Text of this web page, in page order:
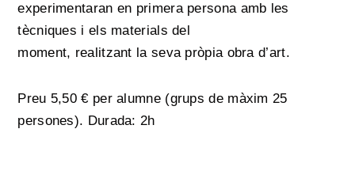
experimentaran en primera persona amb les
tècniques i els materials del
moment, realitzant la seva pròpia obra d’art.
Preu 5,50 € per alumne (grups de màxim 25
persones). Durada: 2h